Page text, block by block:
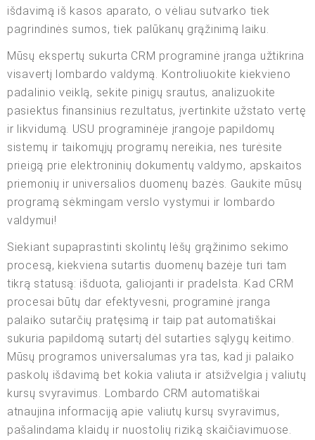
išdavimą iš kasos aparato, o vėliau sutvarko tiek
pagrindinės sumos, tiek palūkanų grąžinimą laiku.
Mūsų ekspertų sukurta CRM programinė įranga užtikrina
visavertį lombardo valdymą. Kontroliuokite kiekvieno
padalinio veiklą, sekite pinigų srautus, analizuokite
pasiektus finansinius rezultatus, įvertinkite užstato vertę
ir likvidumą. USU programinėje įrangoje papildomų
sistemų ir taikomųjų programų nereikia, nes turėsite
prieigą prie elektroninių dokumentų valdymo, apskaitos
priemonių ir universalios duomenų bazės. Gaukite mūsų
programą sėkmingam verslo vystymui ir lombardo
valdymui!
Siekiant supaprastinti skolintų lėšų grąžinimo sekimo
procesą, kiekviena sutartis duomenų bazėje turi tam
tikrą statusą: išduota, galiojanti ir pradelsta. Kad CRM
procesai būtų dar efektyvesni, programinė įranga
palaiko sutarčių pratęsimą ir taip pat automatiškai
sukuria papildomą sutartį dėl sutarties sąlygų keitimo.
Mūsų programos universalumas yra tas, kad ji palaiko
paskolų išdavimą bet kokia valiuta ir atsižvelgia į valiutų
kursų svyravimus. Lombardo CRM automatiškai
atnaujina informaciją apie valiutų kursų svyravimus,
pašalindama klaidų ir nuostolių riziką skaičiavimuose.